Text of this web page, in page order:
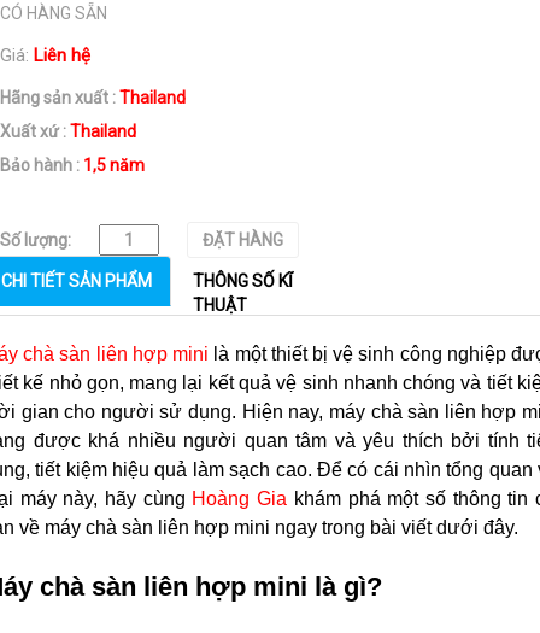
CÓ HÀNG SẴN
Giá: Liên hệ
Hãng sản xuất :Thailand
Xuất xứ :Thailand
Bảo hành : 1,5 năm
Số lượng: ĐẶT HÀNG
CHI TIẾT SẢN PHẨM
THÔNG SỐ KĨ
THUẬT
chà sàn liên hợp mini là một thiết bị vệ sinh công nghiệp
kế nhỏ gọn, mang lại kết quả vệ sinh nhanh chóng và tiết
gian cho người sử dụng. Hiện nay, máy chà sàn liên hợp
được khá nhiều người quan tâm và yêu thích bởi tính
tiết kiệm hiệu quả làm sạch cao. Để có cái nhìn tổng quan
máy này, hãy cùng Hoàng Gia khám phá một số thông tin
về máy chà sàn liên hợp mini ngay trong bài viết dưới đây.
chà sàn liên hợp mini là gì?